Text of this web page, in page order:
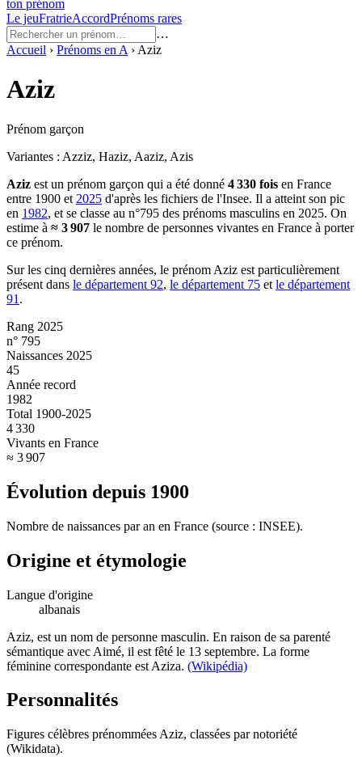
ton prénom
Le jeuFratrieAccordPrénoms rares
…
Accueil › Prénoms en A › Aziz
Aziz
Prénom garçon
Variantes : Azziz, Haziz, Aaziz, Azis
Aziz est un prénom garçon qui a été donné 4 330 fois en France
entre 1900 et 2025 d'après les fichiers de l'Insee. Il a atteint son pic
en 1982, et se classe au n°795 des prénoms masculins en 2025. On
estime à ≈ 3 907 le nombre de personnes vivantes en France à porter
ce prénom.
Sur les cinq dernières années, le prénom Aziz est particulièrement
présent dans le département 92, le département 75 et le département
91 .
Rang 2025
n° 795
Naissances 2025
45
Année record
1982
Total 1900-2025
4 330
Vivants en France
≈ 3 907
Évolution depuis 1900
Nombre de naissances par an en France (source : INSEE).
Origine et étymologie
Langue d'origine
albanais
Aziz, est un nom de personne masculin. En raison de sa parenté
sémantique avec Aimé, il est fêté le 13 septembre. La forme
féminine correspondante est Aziza. (Wikipédia)
Personnalités
Figures célèbres prénommées Aziz, classées par notoriété
(Wikidata).